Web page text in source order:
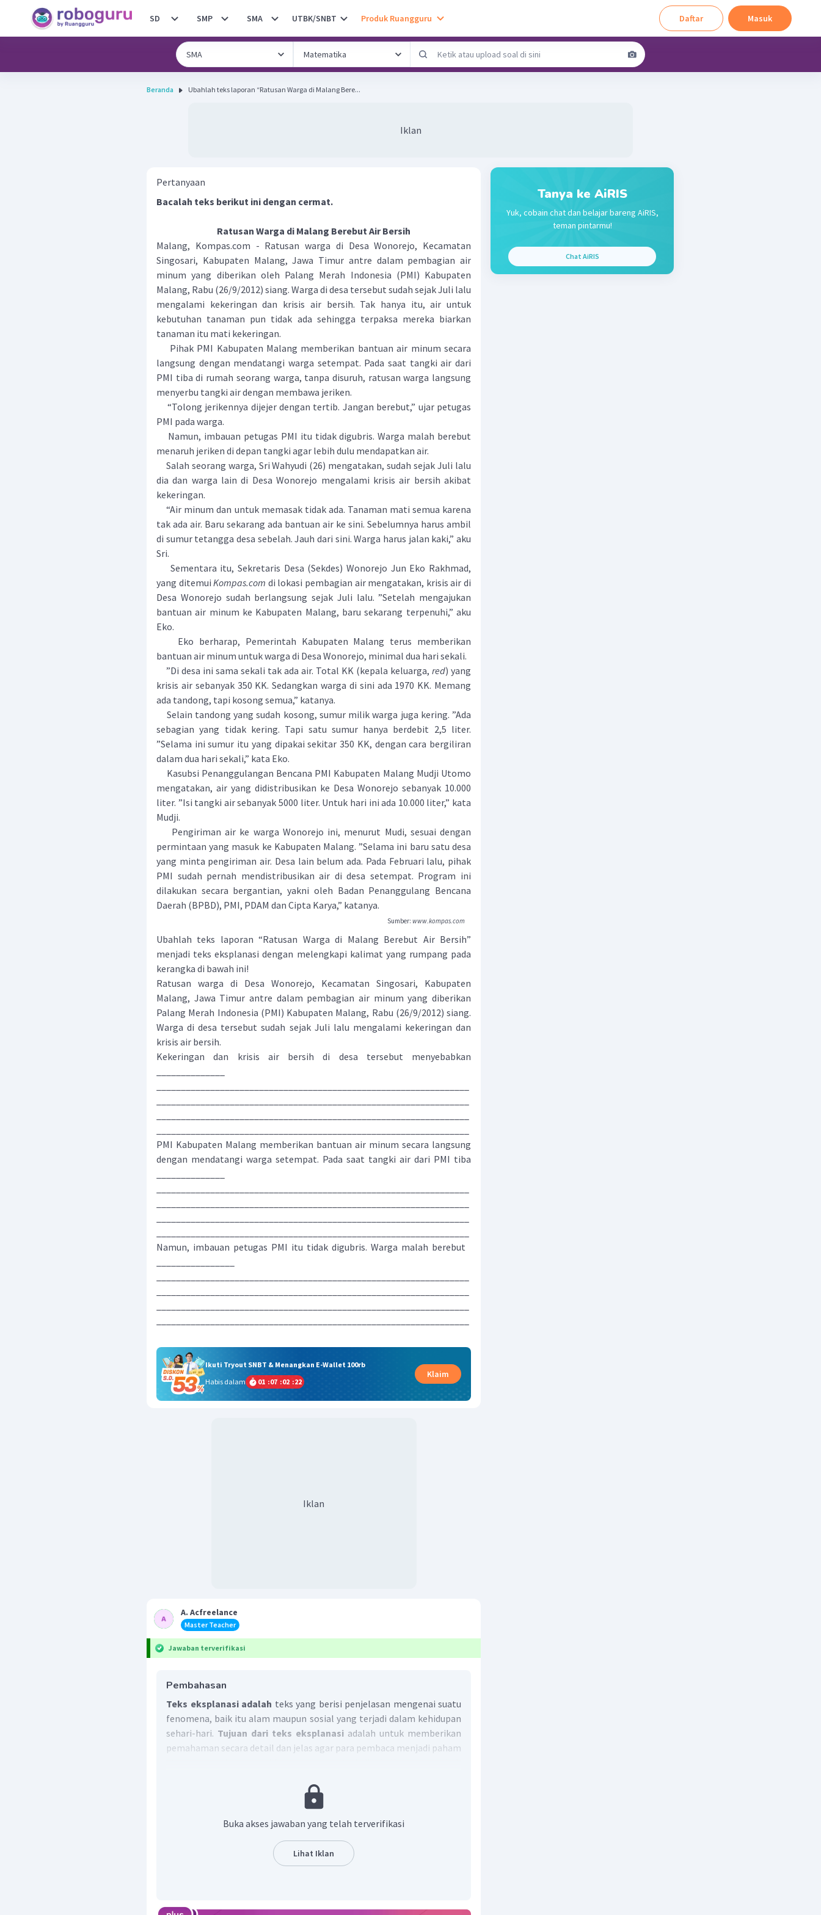
SD SMP SMA UTBK/SNBT Produk Ruangguru Daftar Masuk
Beranda Ubahlah teks laporan “Ratusan Warga di Malang Bere...
Iklan
Pertanyaan
Bacalah teks berikut ini dengan cermat.
Ratusan Warga di Malang Berebut Air Bersih
Malang, Kompas.com - Ratusan warga di Desa Wonorejo, Kecamatan
Singosari, Kabupaten Malang, Jawa Timur antre dalam pembagian air
minum yang diberikan oleh Palang Merah Indonesia (PMI) Kabupaten
Malang, Rabu (26/9/2012) siang. Warga di desa tersebut sudah sejak Juli lalu
mengalami kekeringan dan krisis air bersih. Tak hanya itu, air untuk
kebutuhan tanaman pun tidak ada sehingga terpaksa mereka biarkan
tanaman itu mati kekeringan.
Pihak PMI Kabupaten Malang memberikan bantuan air minum secara
langsung dengan mendatangi warga setempat. Pada saat tangki air dari
PMI tiba di rumah seorang warga, tanpa disuruh, ratusan warga langsung
menyerbu tangki air dengan membawa jeriken.
“Tolong jerikennya dijejer dengan tertib. Jangan berebut,” ujar petugas
PMI pada warga.
Namun, imbauan petugas PMI itu tidak digubris. Warga malah berebut
menaruh jeriken di depan tangki agar lebih dulu mendapatkan air.
Salah seorang warga, Sri Wahyudi (26) mengatakan, sudah sejak Juli lalu
dia dan warga lain di Desa Wonorejo mengalami krisis air bersih akibat
kekeringan.
“Air minum dan untuk memasak tidak ada. Tanaman mati semua karena
tak ada air. Baru sekarang ada bantuan air ke sini. Sebelumnya harus ambil
di sumur tetangga desa sebelah. Jauh dari sini. Warga harus jalan kaki,” aku
Sri.
Sementara itu, Sekretaris Desa (Sekdes) Wonorejo Jun Eko Rakhmad,
yang ditemuiKompas.com di lokasi pembagian air mengatakan, krisis air di
Desa Wonorejo sudah berlangsung sejak Juli lalu. ”Setelah mengajukan
bantuan air minum ke Kabupaten Malang, baru sekarang terpenuhi,” aku
Eko.
Eko berharap, Pemerintah Kabupaten Malang terus memberikan
bantuan air minum untuk warga di Desa Wonorejo, minimal dua hari sekali.
”Di desa ini sama sekali tak ada air. Total KK (kepala keluarga, red) yang
krisis air sebanyak 350 KK. Sedangkan warga di sini ada 1970 KK. Memang
ada tandong, tapi kosong semua,” katanya.
Selain tandong yang sudah kosong, sumur milik warga juga kering. ”Ada
sebagian yang tidak kering. Tapi satu sumur hanya berdebit 2,5 liter.
”Selama ini sumur itu yang dipakai sekitar 350 KK, dengan cara bergiliran
dalam dua hari sekali,” kata Eko.
Kasubsi Penanggulangan Bencana PMI Kabupaten Malang Mudji Utomo
mengatakan, air yang didistribusikan ke Desa Wonorejo sebanyak 10.000
liter. ”Isi tangki air sebanyak 5000 liter. Untuk hari ini ada 10.000 liter,” kata
Mudji.
Pengiriman air ke warga Wonorejo ini, menurut Mudi, sesuai dengan
permintaan yang masuk ke Kabupaten Malang. ”Selama ini baru satu desa
yang minta pengiriman air. Desa lain belum ada. Pada Februari lalu, pihak
PMI sudah pernah mendistribusikan air di desa setempat. Program ini
dilakukan secara bergantian, yakni oleh Badan Penanggulang Bencana
Daerah (BPBD), PMI, PDAM dan Cipta Karya,” katanya.
Sumber: www.kompas.com
Ubahlah teks laporan “Ratusan Warga di Malang Berebut Air Bersih”
menjadi teks eksplanasi dengan melengkapi kalimat yang rumpang pada
kerangka di bawah ini!
Ratusan warga di Desa Wonorejo, Kecamatan Singosari, Kabupaten
Malang, Jawa Timur antre dalam pembagian air minum yang diberikan
Palang Merah Indonesia (PMI) Kabupaten Malang, Rabu (26/9/2012) siang.
Warga di desa tersebut sudah sejak Juli lalu mengalami kekeringan dan
krisis air bersih.
Kekeringan dan krisis air bersih di desa tersebut menyebabkan
PMI Kabupaten Malang memberikan bantuan air minum secara langsung
dengan mendatangi warga setempat. Pada saat tangki air dari PMI tiba
Namun, imbauan petugas PMI itu tidak digubris. Warga malah berebut
Ikuti Tryout SNBT & Menangkan E-Wallet 100rb
Habis dalam
01 :07 :02 :21
Klaim
Iklan
A. Acfreelance
Master Teacher
Jawaban terverifikasi
Pembahasan
Teks eksplanasi adalah teks yang berisi penjelasan mengenai suatu
fenomena, baik itu alam maupun sosial yang terjadi dalam kehidupan
sehari-hari. Tujuan dari teks eksplanasi adalah untuk memberikan
pemahaman secara detail dan jelas agar para pembaca menjadi paham
Ratusan warga di Desa Wonorejo, Kecamatan Singosari, Kabupaten
Malang, Jawa Timur antre dalam pembagian air minum yang diberikan
Palang Merah Indonesia (PMI) Kabupaten Malang, Rabu (26/9/2012)
kekeringan dan krisis air bersih.
Kekeringan dan krisis air bersih di desa tersebut menyebabkan tidak
warga tidak mempunyai air untuk minum dan memasak. Kekeringan
Buka akses jawaban yang telah terverifikasi
Lihat Iklan
Tanya ke AiRIS
Yuk, cobain chat dan belajar bareng AiRIS,
teman pintarmu!
Chat AiRIS